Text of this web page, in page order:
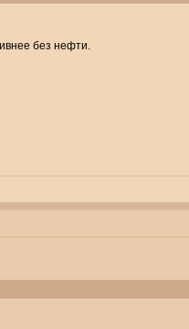
без нефти.